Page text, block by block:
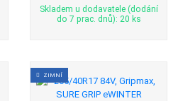
Skladem u dodavatele (dodání
do 7 prac. dnů): 20 ks
ZIMNÍ